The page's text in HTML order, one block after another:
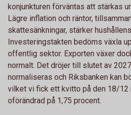
konjunkturen förväntas att stärkas
Lägre inflation och räntor,
skattesänkningar, stärker
Investeringstakten bedöms växla
offentlig sektor. Exporten växer
normalt. Det dröjer till slutet av
normaliseras och Riksbanken kan
vilket vi fick ett kvitto på den 18/12
oförändrad på 1,75 procent.